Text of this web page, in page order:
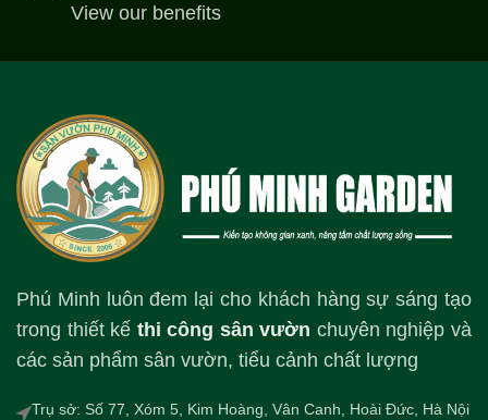
View our benefits
Phú Minh luôn đem lại cho khách hàng sự sáng tạo
trong thiết kế thi công sân vườn chuyên nghiệp và
các sản phẩm sân vườn, tiểu cảnh chất lượng
Trụ sở: Số 77, Xóm 5, Kim Hoàng, Vân Canh, Hoài Đức, Hà Nội